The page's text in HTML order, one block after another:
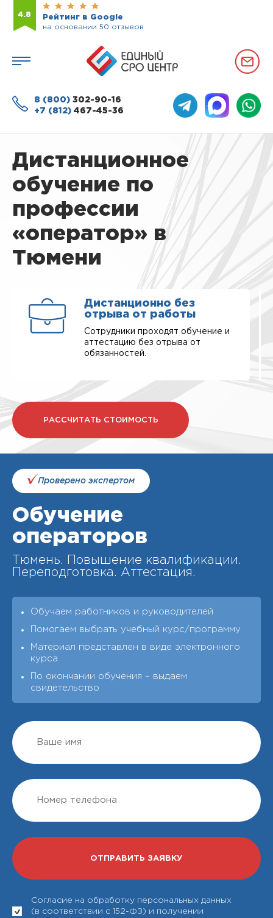
4.8
Рейтинг в Google
на основании 50 отзывов
8 (800) 302-90-16
+7 (812) 467-45-36
Дистанционное
обучение по
профессии
«оператор» в
Тюмени
Дистанционно без
отрыва от работы
Сотрудники проходят обучение и
аттестацию без отрыва от
обязанностей.
РАССЧИТАТЬ СТОИМОСТЬ
Проверено экспертом
Обучение
операторов
Тюмень. Повышение квалификации.
Переподготовка. Аттестация.
Обучаем работников и руководителей
Помогаем выбрать учебный курс/программу
Материал представлен в виде электронного
курса
По окончании обучения – выдаeм
свидетельство
Согласие на обработку персональных данных
(в соответствии с 152-ФЗ) и получении